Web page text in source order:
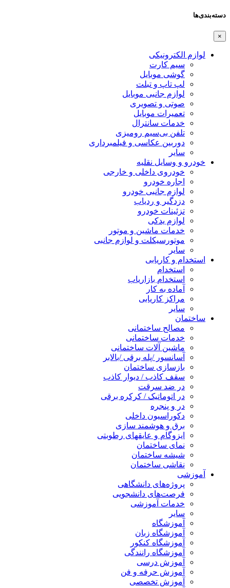
دسته‌بندی‌ها
×
لوازم الکترونیکی
سیم کارت
گوشی موبایل
لپ تاپ و تبلت
لوازم جانبی موبایل
صوتی و تصویری
تعمیرات موبایل
خدمات سانترال
تلفن بی‌سیم رومیزی
دوربین عکاسی و فیلمبرداری
سایر
خودرو و وسایل نقلیه
خودروی داخلی و خارجی
اجاره خودرو
لوازم جانبی خودرو
دزدگیر و ردیاب
تزئینات خودرو
لوازم یدکی
خدمات ماشین و موتور
موتورسیکلت و لوازم جانبی
سایر
استخدام و کاریابی
استخدام
استخدام بازاریاب
آماده به کار
مراکز کاریابی
سایر
ساختمان
مصالح ساختمانی
خدمات ساختمانی
ماشین آلات ساختمانی
آسانسور /پله برقی /بالابر
بازسازی ساختمان
سقف کاذب / دیوار کاذب
در ضد سرقت
در اتوماتیک / کرکره برقی
در و پنجره
دکوراسیون داخلی
برق و هوشمند سازی
ایزوگام و عایقهای رطوبتی
نمای ساختمان
شیشه ساختمان
نقاشی ساختمان
آموزشی
پروژه‌های دانشگاهی
فرصت‌های دانشجویی
خدمات آموزشی
سایر
آموزشگاه
آموزشگاه زبان
آموزشگاه کنکور
آموزشگاه رانندگی
آموزش درسی
آموزش حرفه و فن
آموزش تخصصی